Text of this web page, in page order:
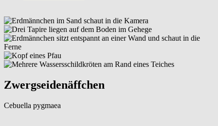
Zwergseidenäffchen
Cebuella pygmaea